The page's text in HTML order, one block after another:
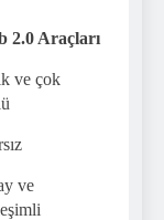
2.0 Araçları
ve çok
ve